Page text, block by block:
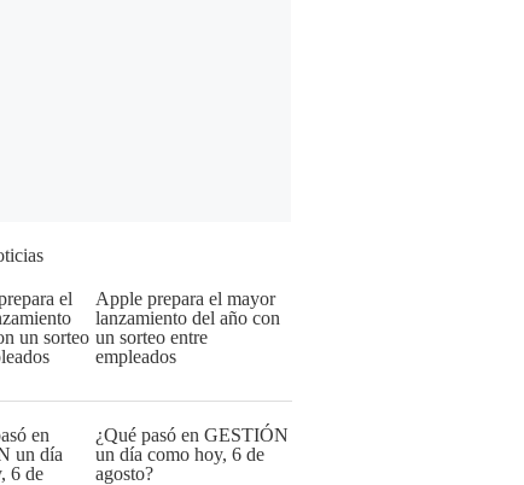
Apple prepara el mayor
lanzamiento del año con
un sorteo entre
empleados
¿Qué pasó en GESTIÓN
un día como hoy, 6 de
agosto?